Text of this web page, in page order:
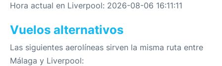
Hora actual en Liverpool: 2026-08-06 16:11:11
Vuelos alternativos
Las siguientes aerolíneas sirven la misma ruta entre
Málaga y Liverpool: